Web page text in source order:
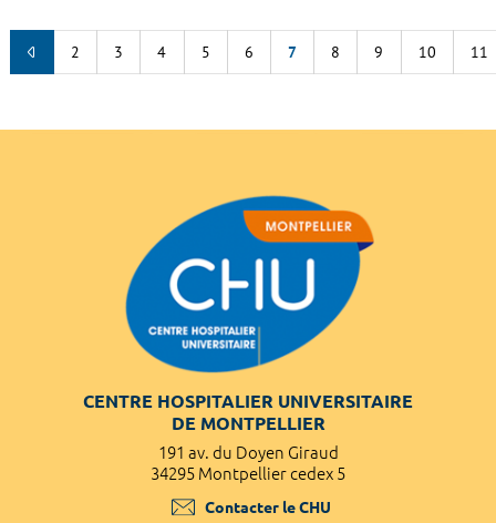
2 3 4 5 6 7 8 9 10 11
CENTRE HOSPITALIER UNIVERSITAIRE
DE MONTPELLIER
191 av. du Doyen Giraud
34295 Montpellier cedex 5
Contacter le CHU